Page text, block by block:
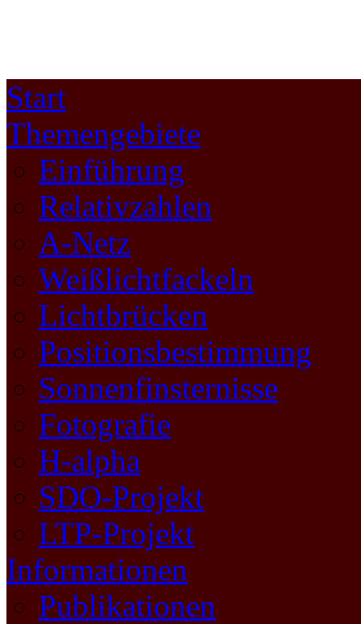
Start
Themengebiete
Einführung
Relativzahlen
A-Netz
Weißlichtfackeln
Lichtbrücken
Positionsbestimmung
Sonnenfinsternisse
Fotografie
H-alpha
SDO-Projekt
LTP-Projekt
Informationen
Publikationen